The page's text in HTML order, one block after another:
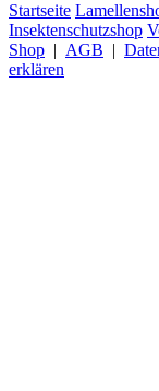
Startseite
Insektenschutzshop
Shop | AGB |
erklären